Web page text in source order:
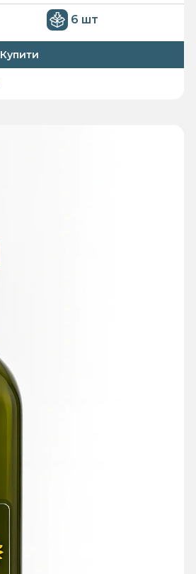
6 шт
Купити